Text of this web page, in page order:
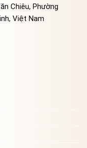
Chiêu, Phường
Việt Nam